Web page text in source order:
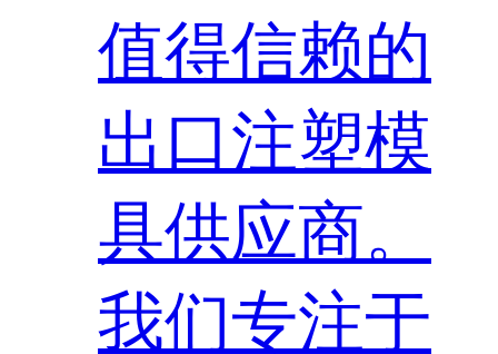
值得信赖的
出口注塑模
具供应商。
我们专注于